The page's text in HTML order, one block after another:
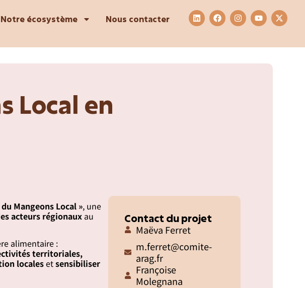
Notre écosystème Nous contacter
Local en
Mangeons Local », une
acteurs régionaux au
alimentaire :
territoriales,
localesetsensibiliser
Contact du projet
Maëva Ferret
m.ferret@comite-
arag.fr
Françoise
Molegnana